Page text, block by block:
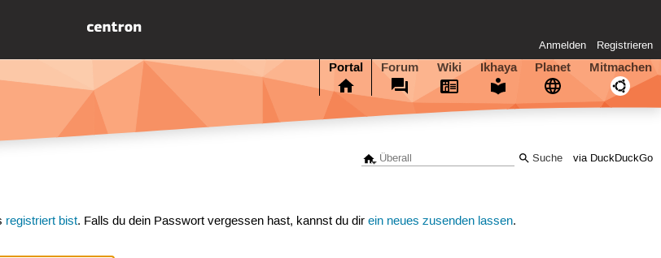
Anmelden Registrieren
Portal Forum Wiki Ikhaya Planet Mitmachen
via DuckDuckGo
registriert bist. Falls du dein Passwort vergessen hast, kannst du direin neues zusenden lassen.